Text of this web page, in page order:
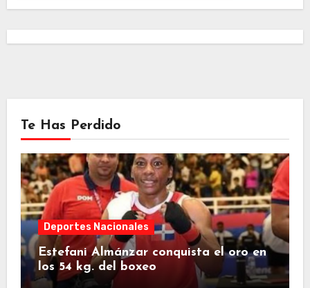
Te Has Perdido
Deportes Nacionales
Estefani Almánzar conquista el oro en
los 54 kg. del boxeo